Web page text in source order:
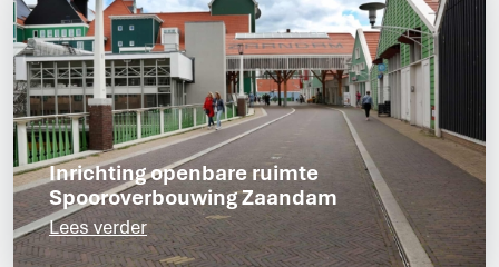
Inrichting openbare ruimte
Spooroverbouwing Zaandam
Lees verder